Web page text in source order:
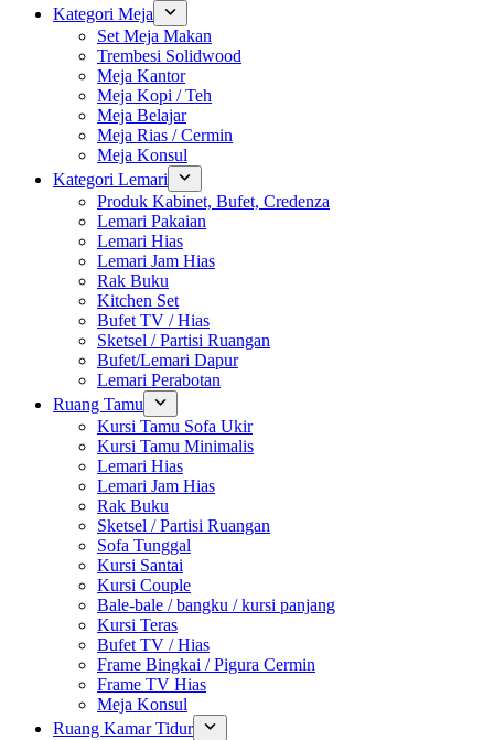
Kategori Meja
Set Meja Makan
Trembesi Solidwood
Meja Kantor
Meja Kopi / Teh
Meja Belajar
Meja Rias / Cermin
Meja Konsul
Kategori Lemari
Produk Kabinet, Bufet, Credenza
Lemari Pakaian
Lemari Hias
Lemari Jam Hias
Rak Buku
Kitchen Set
Bufet TV / Hias
Sketsel / Partisi Ruangan
Bufet/Lemari Dapur
Lemari Perabotan
Ruang Tamu
Kursi Tamu Sofa Ukir
Kursi Tamu Minimalis
Lemari Hias
Lemari Jam Hias
Rak Buku
Sketsel / Partisi Ruangan
Sofa Tunggal
Kursi Santai
Kursi Couple
Bale-bale / bangku / kursi panjang
Kursi Teras
Bufet TV / Hias
Frame Bingkai / Pigura Cermin
Frame TV Hias
Meja Konsul
Ruang Kamar Tidur